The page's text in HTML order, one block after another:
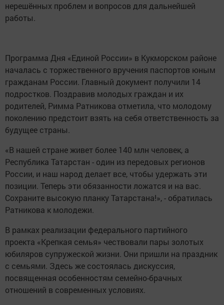
нерешённых проблем и вопросов для дальнейшей
работы.
Программа Дня «Единой России» в Кукморском районе
началась с торжественного вручения паспортов юным
гражданам России. Главный документ получили 14
подростков. Поздравив молодых граждан и их
родителей, Римма Ратникова отметила, что молодому
поколению предстоит взять на себя ответственность за
будущее страны.
«В нашей стране живет более 140 млн человек, а
Республика Татарстан - один из передовых регионов
России, и наш народ делает все, чтобы удержать эти
позиции. Теперь эти обязанности ложатся и на вас.
Сохраните высокую планку Татарстана!», - обратилась
Ратникова к молодежи.
В рамках реализации федерального партийного
проекта «Крепкая семья» чествовали пары золотых
юбиляров супружеской жизни. Они пришли на праздник
с семьями. Здесь же состоялась дискуссия,
посвященная особенностям семейно-брачных
отношений в современных условиях.